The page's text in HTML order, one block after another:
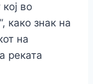
во
како знак на
на
реката